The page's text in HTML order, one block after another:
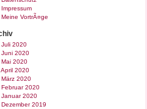
Impressum
Meine VortrÃ¤ge
Juli 2020
Juni 2020
Mai 2020
April 2020
März 2020
Februar 2020
Januar 2020
Dezember 2019